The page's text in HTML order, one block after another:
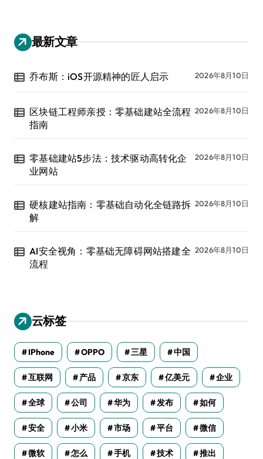
最新文章
乔布斯：iOS开源精神的匠人启示 2026年8月10日
区块链工程师亲授：零基础建站全流程
指南
2026年8月10日
零基础建站5步法：技术驱动高转化企
业网站
2026年8月10日
硬核建站指南：零基础自动化全链路拆
解
2026年8月10日
AI安全视角：零基础无障碍网站搭建全
流程
2026年8月10日
云标签
IPhone OPPO 三星 中国
互联网 产品 京东 亿美元 企业
全球 公司 华为 发布 如何
安全 小米 市场 平台 微信
微软 怎么 手机 技术 推出